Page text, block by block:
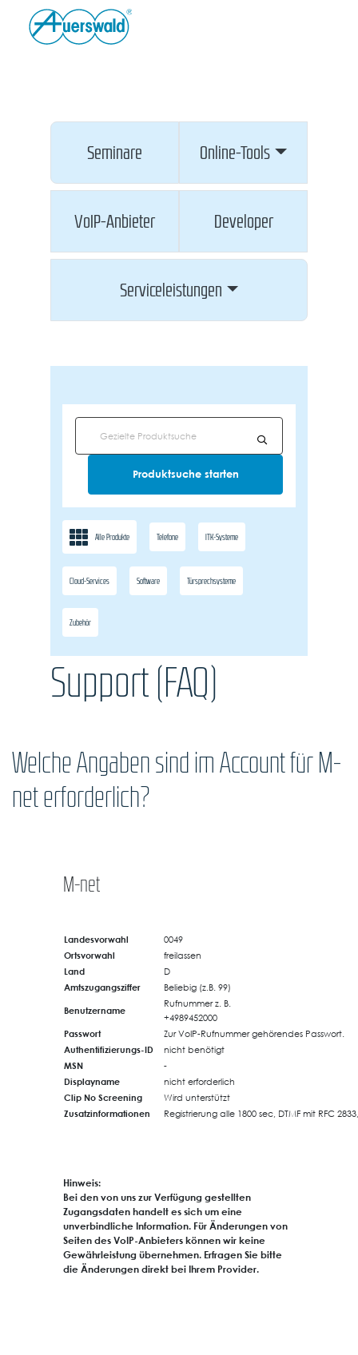
Seminare Online-Tools
VoIP-Anbieter Developer
Serviceleistungen
Alle Produkte Telefone ITK-Systeme
Cloud-Services Software Türsprechsysteme
Zubehör
Support (FAQ)
Welche Angaben sind im Account für M-
net erforderlich?
M-net
Landesvorwahl
0049
Ortsvorwahl
freilassen
Land
D
Amtszugangsziffer
Beliebig (z.B. 99)
Benutzername
Rufnummer z. B.
+4989452000
Passwort
Zur VoIP-Rufnummer gehörendes Passwort.
Authentifizierungs-ID
nicht benötigt
MSN
-
Displayname
nicht erforderlich
Clip No Screening
Wird unterstützt
Zusatzinformationen
Registrierung alle 1800 sec, DTMF mit RFC
Hinweis:
Bei den von uns zur Verfügung gestellten
Zugangsdaten handelt es sich um eine
unverbindliche Information. Für Änderungen von
Seiten des VoIP-Anbieters können wir keine
Gewährleistung übernehmen. Erfragen Sie bitte
die Änderungen direkt bei Ihrem Provider.